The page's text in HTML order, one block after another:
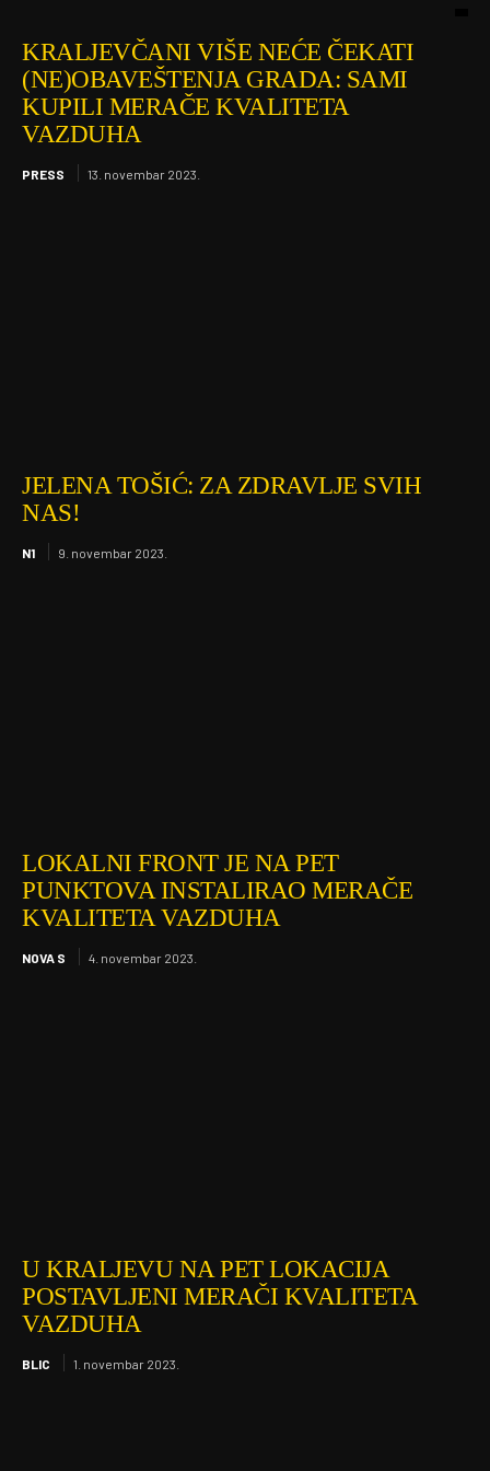
KRALJEVČANI VIŠE NEĆE ČEKATI
(NE)OBAVEŠTENJA GRADA: SAMI
KUPILI MERAČE KVALITETA
VAZDUHA
PRESS 13. novembar 2023.
JELENA TOŠIĆ: ZA ZDRAVLJE SVIH
NAS!
N1 9. novembar 2023.
LOKALNI FRONT JE NA PET
PUNKTOVA INSTALIRAO MERAČE
KVALITETA VAZDUHA
NOVA S 4. novembar 2023.
U KRALJEVU NA PET LOKACIJA
POSTAVLJENI MERAČI KVALITETA
VAZDUHA
BLIC 1. novembar 2023.